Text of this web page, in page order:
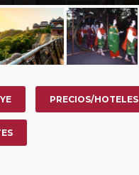
PRECIOS/HOTELES